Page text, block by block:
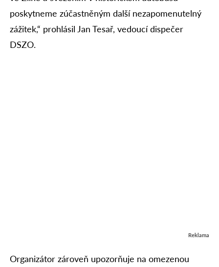
poskytneme zúčastněným další nezapomenutelný
zážitek,“ prohlásil Jan Tesař, vedoucí dispečer
DSZO.
Reklama
Organizátor zároveň upozorňuje na omezenou